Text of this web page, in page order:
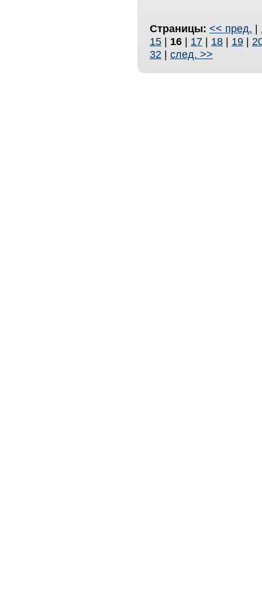
Страницы: << пред. |
15 | 16 | 17 | 18 | 19 |
32 | след. >>